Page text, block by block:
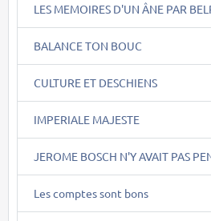
LES MEMOIRES D'UN ÂNE PAR
BALANCE TON BOUC
CULTURE ET DESCHIENS
IMPERIALE MAJESTE
JEROME BOSCH N'Y AVAIT PAS
Les comptes sont bons